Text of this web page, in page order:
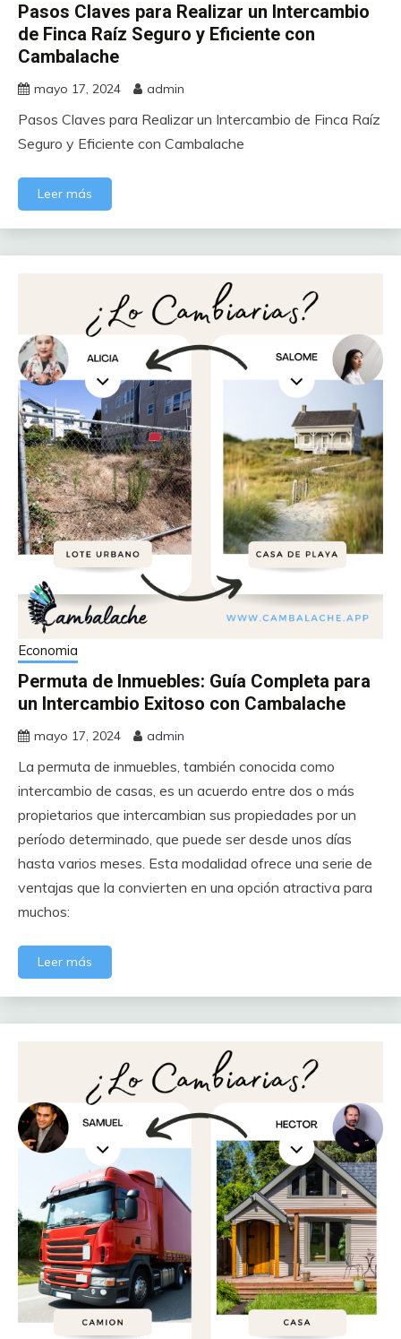
Pasos Claves para Realizar un Intercambio
de Finca Raíz Seguro y Eficiente con
Cambalache
mayo 17, 2024 admin
Pasos Claves para Realizar un Intercambio de Finca Raíz
Seguro y Eficiente con Cambalache
Leer más
Economia
Permuta de Inmuebles: Guía Completa para
un Intercambio Exitoso con Cambalache
mayo 17, 2024 admin
La permuta de inmuebles, también conocida como
intercambio de casas, es un acuerdo entre dos o más
propietarios que intercambian sus propiedades por un
período determinado, que puede ser desde unos días
hasta varios meses. Esta modalidad ofrece una serie de
ventajas que la convierten en una opción atractiva para
muchos:
Leer más